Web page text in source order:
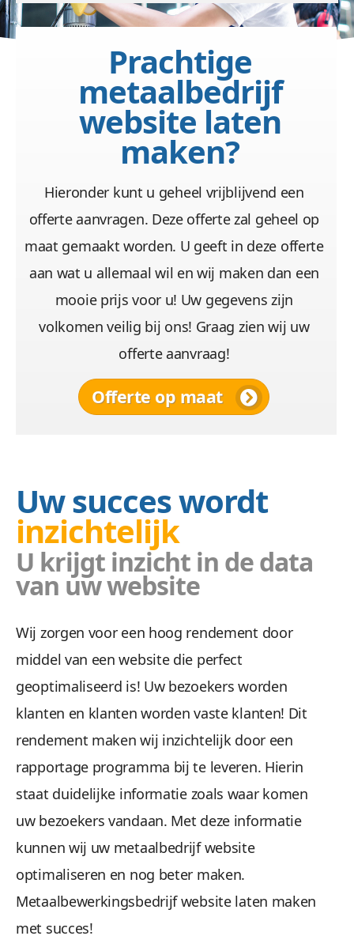
Prachtige
metaalbedrijf
website laten
maken?
Hieronder kunt u geheel vrijblijvend een
offerte aanvragen. Deze offerte zal geheel op
maat gemaakt worden. U geeft in deze offerte
aan wat u allemaal wil en wij maken dan een
mooie prijs voor u! Uw gegevens zijn
volkomen veilig bij ons! Graag zien wij uw
offerte aanvraag!
Offerte op maat
Uw succes wordt
inzichtelijk
U krijgt inzicht in de data
van uw website
Wij zorgen voor een hoog rendement door
middel van een website die perfect
geoptimaliseerd is! Uw bezoekers worden
klanten en klanten worden vaste klanten! Dit
rendement maken wij inzichtelijk door een
rapportage programma bij te leveren. Hierin
staat duidelijke informatie zoals waar komen
uw bezoekers vandaan. Met deze informatie
kunnen wij uw metaalbedrijf website
optimaliseren en nog beter maken.
Metaalbewerkingsbedrijf website laten maken
met succes!